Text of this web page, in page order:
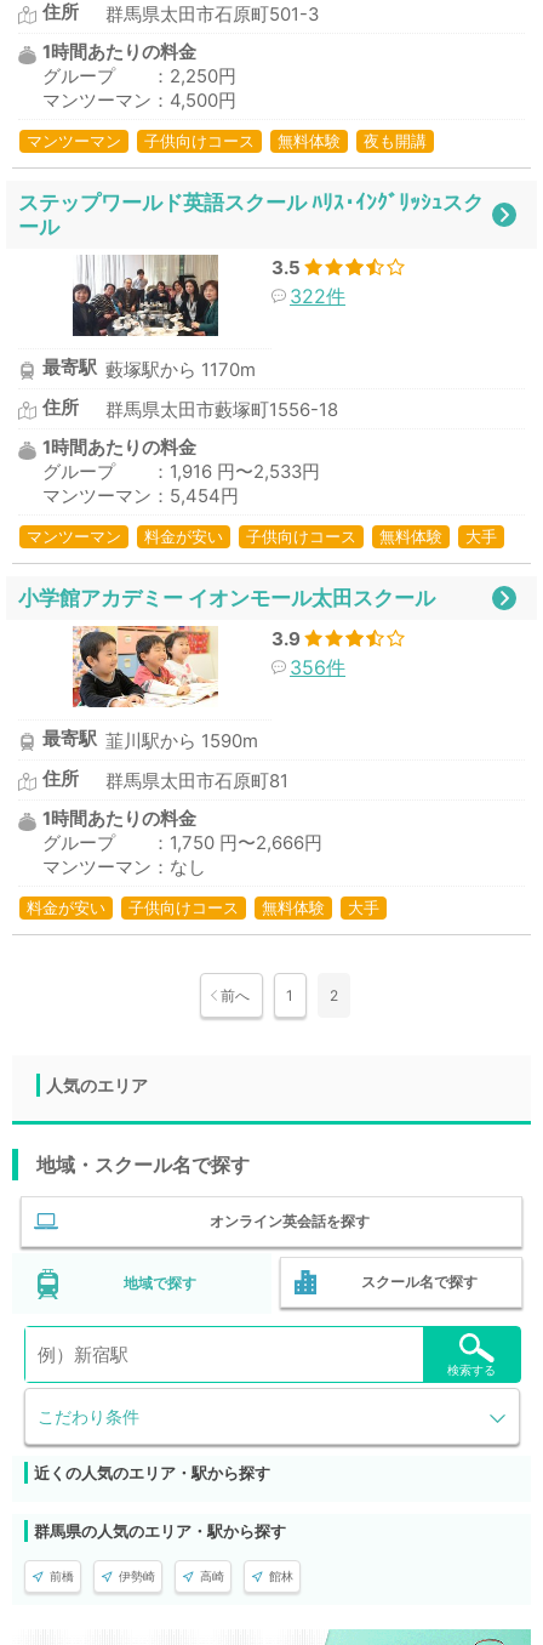
住所
群馬県太田市石原町501-3
1時間あたりの料金
グループ ：2,250円
マンツーマン：4,500円
マンツーマン 子供向けコース 無料体験 夜も開講
ステップワールド英語スクール ﾊﾘｽ･ｲﾝｸﾞﾘｯｼｭスク
ール
3.5
322件
最寄駅 藪塚駅から 1170m
住所
群馬県太田市藪塚町1556-18
1時間あたりの料金
グループ ：1,916 円〜2,533円
マンツーマン：5,454円
マンツーマン 料金が安い 子供向けコース 無料体験 大手
小学館アカデミー イオンモール太田スクール
3.9
356件
最寄駅 韮川駅から 1590m
住所
群馬県太田市石原町81
1時間あたりの料金
グループ ：1,750 円〜2,666円
マンツーマン：なし
料金が安い 子供向けコース 無料体験 大手
前へ 1 2
人気のエリア
地域・スクール名で探す
オンライン英会話を探す
地域で探す スクール名で探す
こだわり条件
検索する
近くの人気のエリア・駅から探す
群馬県の人気のエリア・駅から探す
前橋 伊勢崎 高崎 館林